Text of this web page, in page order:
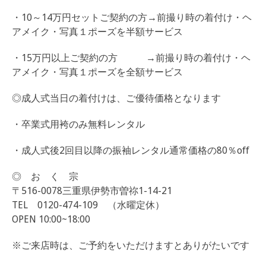
・10～14万円セットご契約の方→前撮り時の着付け・ヘ
アメイク・写真１ポーズを半額サービス
・15万円以上ご契約の方 →前撮り時の着付け・ヘ
アメイク・写真１ポーズを全額サービス
◎成人式当日の着付けは、ご優待価格となります
・卒業式用袴のみ無料レンタル
・成人式後2回目以降の振袖レンタル通常価格の80％off
◎ お く 宗
〒516-0078三重県伊勢市曽祢1-14-21
TEL 0120-474-109 （水曜定休）
OPEN 10:00~18:00
※ご来店時は、ご予約をいただけますとありがたいです